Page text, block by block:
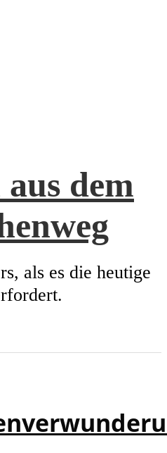
dem
als es die heutige